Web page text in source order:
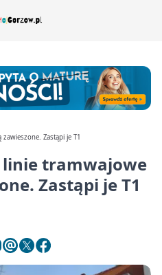
Zastąpi je T1
linie tramwajowe
Zastąpi je T1